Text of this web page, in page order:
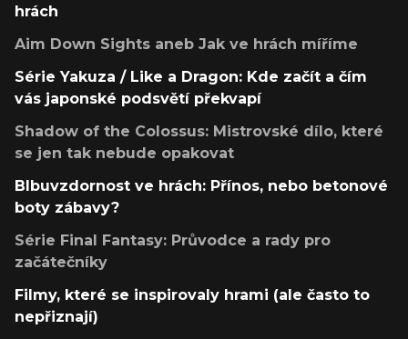
hrách
Aim Down Sights aneb Jak ve hrách míříme
Série Yakuza / Like a Dragon: Kde začít a čím
vás japonské podsvětí překvapí
Shadow of the Colossus: Mistrovské dílo, které
se jen tak nebude opakovat
Blbuvzdornost ve hrách: Přínos, nebo betonové
boty zábavy?
Série Final Fantasy: Průvodce a rady pro
začátečníky
Filmy, které se inspirovaly hrami (ale často to
nepřiznají)